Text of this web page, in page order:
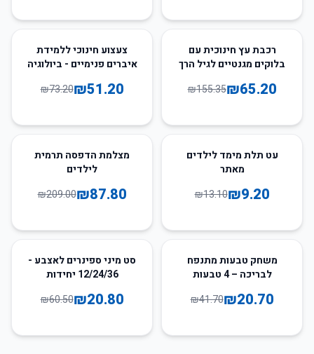
58רכבת עץ חינוכית עם
בלוקים מגנטיים לגיל הרך
₪65.20
₪155.35
30צעצוע חינוכי ללמידת
איברים פנימיים - ביולוגיה
₪51.20
₪73.20
30עט תלת מימד לילדים
מאתר
₪9.20
₪13.10
58
מצלמת הדפסה תרמית
לילדים
₪87.80
₪209.00
50משחק טבעות מתנפח
לבריכה – 4 טבעות
₪20.70
₪41.70
66%סט מיני ספינרים לאצבע -
12/24/36 יחידות
₪20.80
₪60.50